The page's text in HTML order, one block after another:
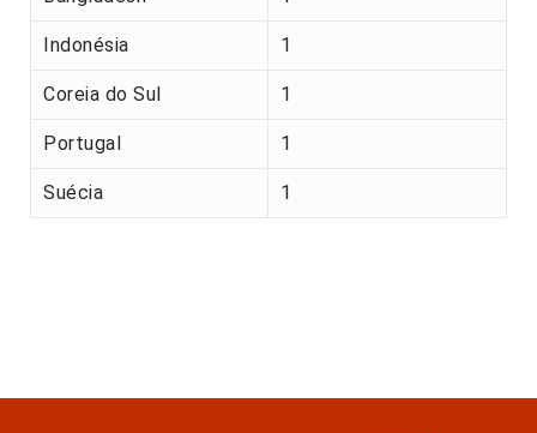
Indonésia 1
Coreia do Sul 1
Portugal 1
Suécia 1